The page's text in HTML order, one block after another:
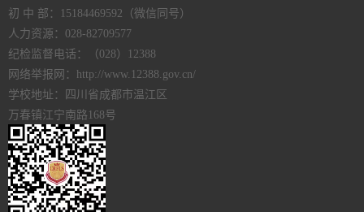
初 中 部：15184469592（微信同号）
人力资源：028-82709577
纪检监督电话：（028）12388
网络举报网：http://www.12388.gov.cn/
学校地址：四川省成都市温江区
万春镇江宁南路168号